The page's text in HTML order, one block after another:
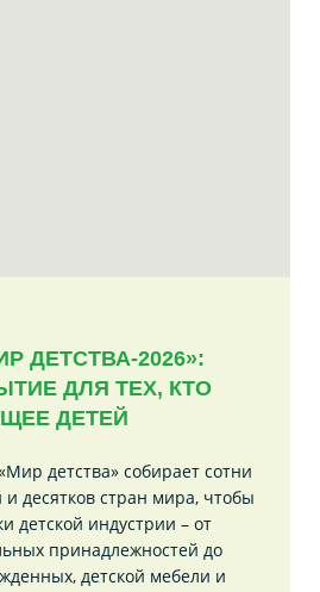
ДЕТСТВА-2026»:
ДЛЯ ТЕХ, КТО
ДЕТЕЙ
детства» собирает сотни
десятков стран мира, чтобы
детской индустрии – от
принадлежностей до
детской мебели и